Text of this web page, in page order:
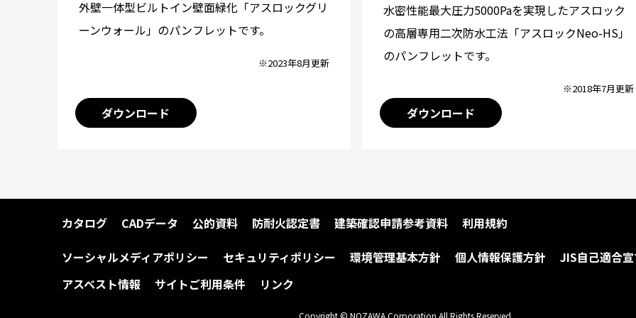
外壁一体型ビルトイン壁面緑化「アスロックグリ
ーンウォール」のパンフレットです。
※2023年8月更新
ダウンロード
水密性能最大圧力5000Paを実現したアスロック
の高層専用二次防水工法「アスロックNeo-HS」
のパンフレットです。
※2018年7月更新
ダウンロード
カタログ CADデータ 公的資料 防耐火認定書 建築確認申請参考資料
利用規約
ソーシャルメディアポリシー
セキュリティポリシー 環境管理基本方針 個人情報保護方針
JIS自己適合
アスベスト情報
サイトご利用条件 リンク
Copyright © NOZAWA Corporation All Rights Reserved.